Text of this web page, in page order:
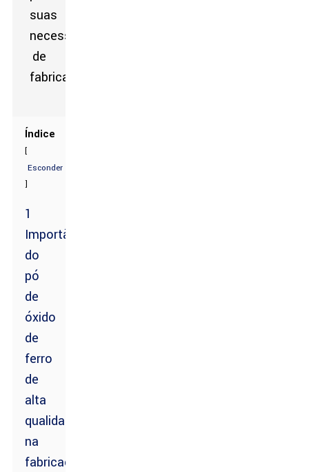
Índice
[
Esconder
]
1
Importância
do
pó
de
óxido
de
ferro
de
alta
qualidade
na
fabricação